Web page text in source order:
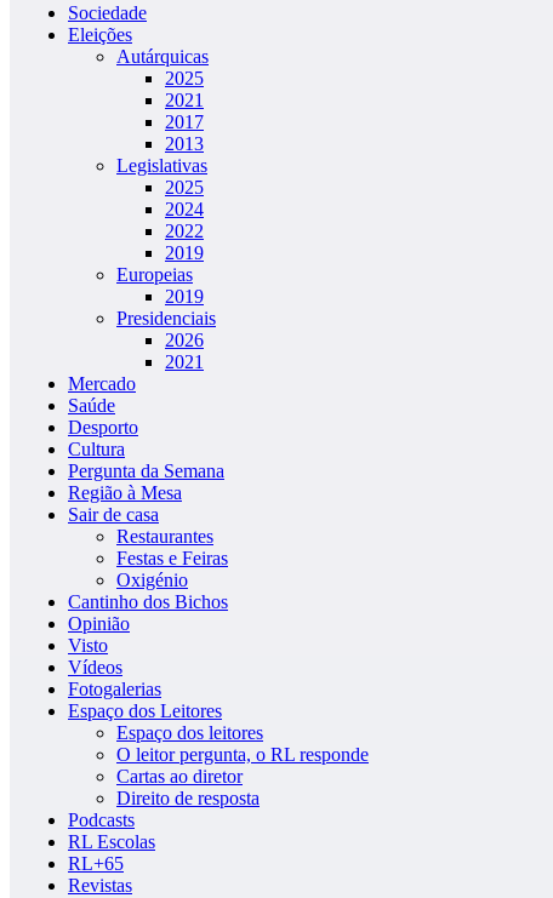
Sociedade
Eleições
Autárquicas
2025
2021
2017
2013
Legislativas
2025
2024
2022
2019
Europeias
2019
Presidenciais
2026
2021
Mercado
Saúde
Desporto
Cultura
Pergunta da Semana
Região à Mesa
Sair de casa
Restaurantes
Festas e Feiras
Oxigénio
Cantinho dos Bichos
Opinião
Visto
Vídeos
Fotogalerias
Espaço dos Leitores
Espaço dos leitores
O leitor pergunta, o RL responde
Cartas ao diretor
Direito de resposta
Podcasts
RL Escolas
RL+65
Revistas